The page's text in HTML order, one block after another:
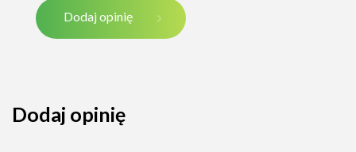
Dodaj opinię
Dodaj opinię